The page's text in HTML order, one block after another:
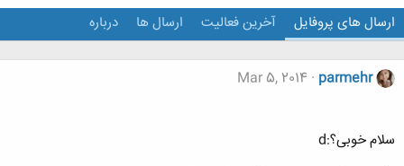
ارسال های پروفایل آخرین فعالیت ارسال ها درباره
parmehr
Mar 5, 2014
سلام خوبی؟:d